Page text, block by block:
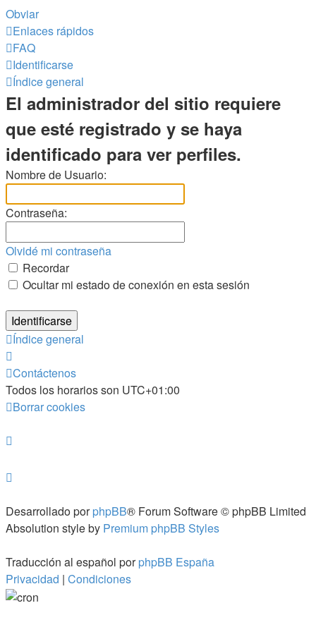
Obviar
Enlaces rápidos
FAQ
Identificarse
Índice general
El administrador del sitio requiere
que esté registrado y se haya
identificado para ver perfiles.
Nombre de Usuario:
Contraseña:
Olvidé mi contraseña
Recordar
Ocultar mi estado de conexión en esta sesión
Índice general
Contáctenos
Todos los horarios son UTC+01:00
Borrar cookies
Desarrollado porphpBB® Forum Software © phpBB Limited
Absolution style by Premium phpBB Styles
Traducción al español porphpBB España
Privacidad | Condiciones